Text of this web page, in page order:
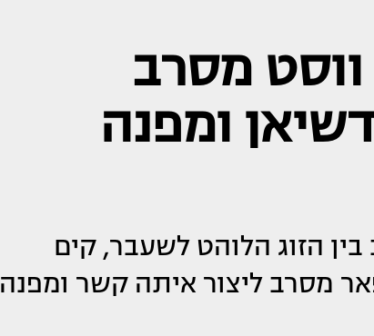
מסרב
ומפנה
הזוג הלוהט לשעבר, קים
מסרב ליצור איתה קשר ומפנה